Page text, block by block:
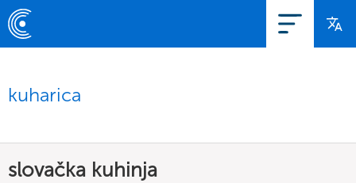
kuharica
slovačka kuhinja